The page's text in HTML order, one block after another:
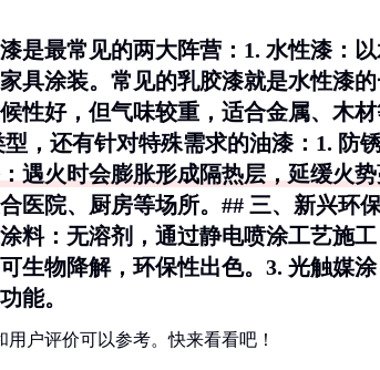
是最常见的两大阵营：1. 水性漆：
具涂装。常见的乳胶漆就是水性漆
性好，但气味较重，适合金属、木
，还有针对特殊需求的油漆：1. 防
：遇火时会膨胀形成隔热层，延缓火
医院、厨房等场所。## 三、新兴环
料：无溶剂，通过静电喷涂工艺施工
生物降解，环保性出色。3. 光触媒涂
能。
户评价可以参考。快来看看吧！